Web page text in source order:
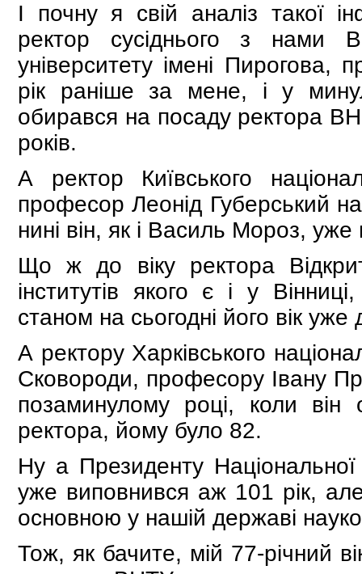
І почну я свій аналіз такої
ректор сусіднього з нами
університету імені
рік раніше за мене, і у
обирався на посаду ректора
років.
А ректор Київського
професор Леонід Губерський
нині він, як і Василь Мороз,
Що ж до віку ректора
інститутів якого є і у
станом на сьогодні його вік уже
А ректору Харківського
Сковороди, професору Івану
позаминулому році, коли
ректора, йому було 82.
Ну а Президенту
уже виповнився аж 101 рік,
основною у нашій державі
Тож, як бачите, мій 77-річний